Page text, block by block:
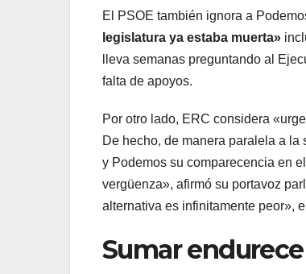
El PSOE también ignora a
legislatura ya estaba muerta»
lleva semanas preguntando al
falta de apoyos.
Por otro lado, ERC considera
De hecho, de manera paralela a
y Podemos su comparecencia en
vergüenza», afirmó su portavoz
alternativa es infinitamente peor»,
Sumar